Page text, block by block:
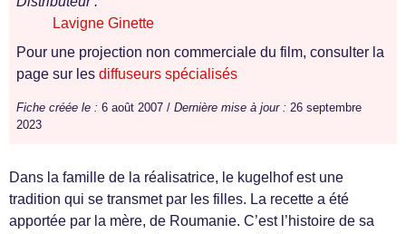
Lavigne Ginette
Pour une projection non commerciale du film, consulter la
page sur les diffuseurs spécialisés
Fiche créée le : 6 août 2007 / Dernière mise à jour : 26 septembre
2023
Dans la famille de la réalisatrice, le kugelhof est une
tradition qui se transmet par les filles. La recette a été
apportée par la mère, de Roumanie. C’est l’histoire de sa